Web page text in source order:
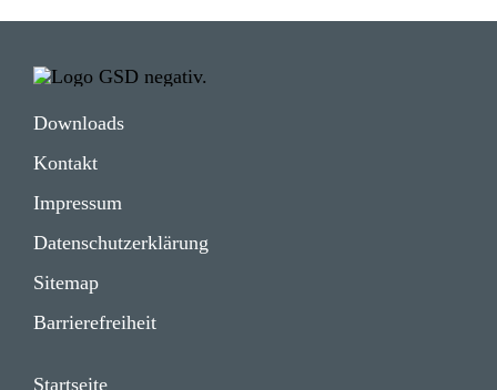
Down­loads
Kontakt
Impressum
Daten­schutz­er­klä­rung
Sitemap
Barrie­re­frei­heit
Start­seite